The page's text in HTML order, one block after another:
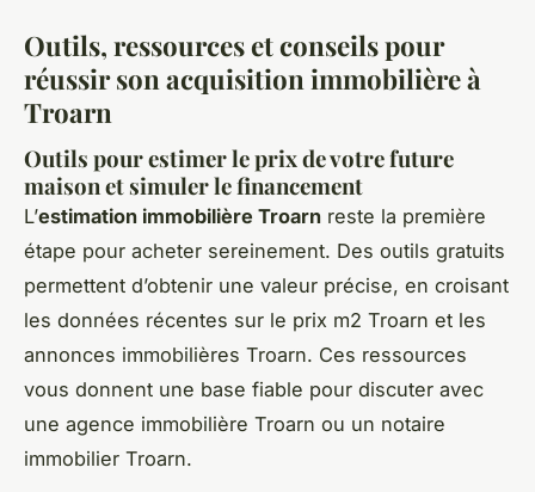
Outils, ressources et conseils pour
réussir son acquisition immobilière à
Troarn
Outils pour estimer le prix de votre future
maison et simuler le financement
L’estimation immobilière Troarn reste la première
étape pour acheter sereinement. Des outils gratuits
permettent d’obtenir une valeur précise, en croisant
les données récentes sur le prix m2 Troarn et les
annonces immobilières Troarn. Ces ressources
vous donnent une base fiable pour discuter avec
une agence immobilière Troarn ou un notaire
immobilier Troarn.